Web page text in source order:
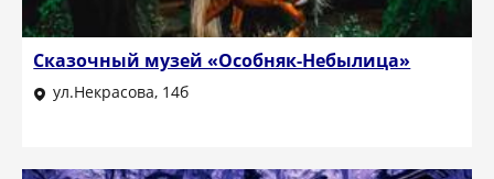
Сказочный музей «Особняк-Небылица»
ул.Некрасова, 14б